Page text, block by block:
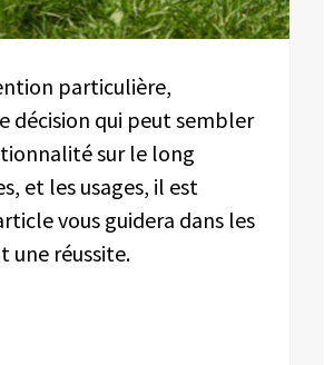
particulière,
décision qui peut sembler
sur le long
et les usages, il est
vous guidera dans les
une réussite.